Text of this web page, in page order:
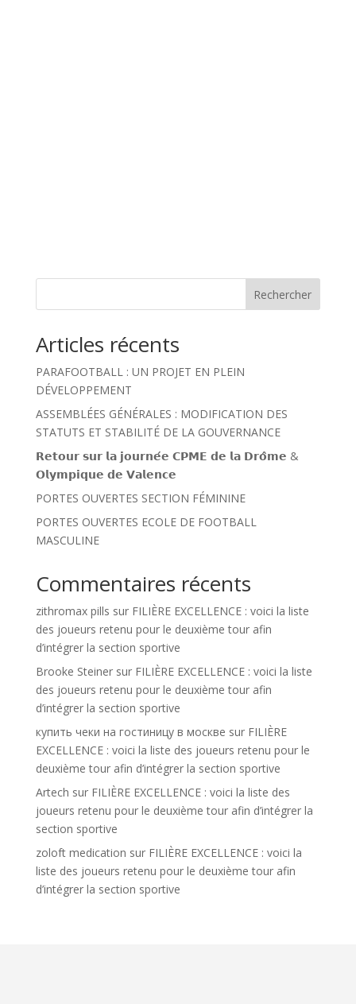
Rechercher
Articles récents
PARAFOOTBALL : UN PROJET EN PLEIN
DÉVELOPPEMENT
ASSEMBLÉES GÉNÉRALES : MODIFICATION DES
STATUTS ET STABILITÉ DE LA GOUVERNANCE
𝗥𝗲𝘁𝗼𝘂𝗿 𝘀𝘂𝗿 𝗹𝗮 𝗷𝗼𝘂𝗿𝗻𝗲́𝗲 𝗖𝗣𝗠𝗘 𝗱𝗲 𝗹𝗮 𝗗𝗿𝗼̂𝗺𝗲 &
𝗢𝗹𝘆𝗺𝗽𝗶𝗾𝘂𝗲 𝗱𝗲 𝗩𝗮𝗹𝗲𝗻𝗰𝗲
PORTES OUVERTES SECTION FÉMININE
PORTES OUVERTES ECOLE DE FOOTBALL
MASCULINE
Commentaires récents
zithromax pills sur FILIÈRE EXCELLENCE : voici la liste
des joueurs retenu pour le deuxième tour afin
d’intégrer la section sportive
Brooke Steinersur FILIÈRE EXCELLENCE : voici la liste
des joueurs retenu pour le deuxième tour afin
d’intégrer la section sportive
купить чеки на гостиницу в москве sur FILIÈRE
EXCELLENCE : voici la liste des joueurs retenu pour le
deuxième tour afin d’intégrer la section sportive
Artech sur FILIÈRE EXCELLENCE : voici la liste des
joueurs retenu pour le deuxième tour afin d’intégrer la
section sportive
zoloft medication sur FILIÈRE EXCELLENCE : voici la
liste des joueurs retenu pour le deuxième tour afin
d’intégrer la section sportive